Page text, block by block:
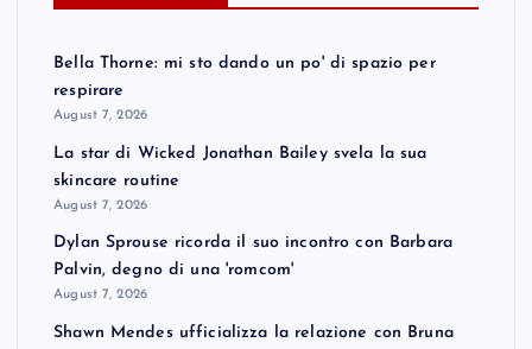
Bella Thorne: mi sto dando un po' di spazio per
respirare
August 7, 2026
La star di Wicked Jonathan Bailey svela la sua
skincare routine
August 7, 2026
Dylan Sprouse ricorda il suo incontro con Barbara
Palvin, degno di una 'romcom'
August 7, 2026
Shawn Mendes ufficializza la relazione con Bruna